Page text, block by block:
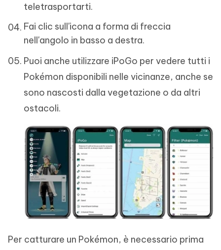
teletrasportarti.
Fai clic sull'icona a forma di freccia
nell'angolo in basso a destra.
Puoi anche utilizzare iPoGo per vedere tutti i
Pokémon disponibili nelle vicinanze, anche se
sono nascosti dalla vegetazione o da altri
ostacoli.
Per catturare un Pokémon, è necessario prima